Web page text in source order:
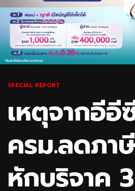
SPECIAL REPORT
เหตุจากอีอี
ครม.ลดภา
หักบริจาค